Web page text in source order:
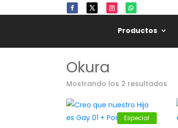
Productos
Okura
Mostrando los 2 resultados
Especial